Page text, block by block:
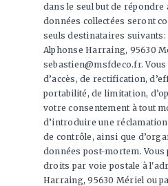
dans le seul but de répondre
données collectées seront
seuls destinataires suivants:
Alphonse Harraing, 95630
sebastien@msfdeco.fr.
d’accès, de rectification,
portabilité, de limitation,
votre consentement à tout
d’introduire une
de contrôle, ainsi que
données post-mortem. Vous
droits par voie postale à
Harraing, 95630 Mériel ou